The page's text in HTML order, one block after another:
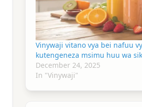
Vinywaji vitano vya bei nafuu
kutengeneza msimu huu wa
December 24, 2025
In "Vinywaji"